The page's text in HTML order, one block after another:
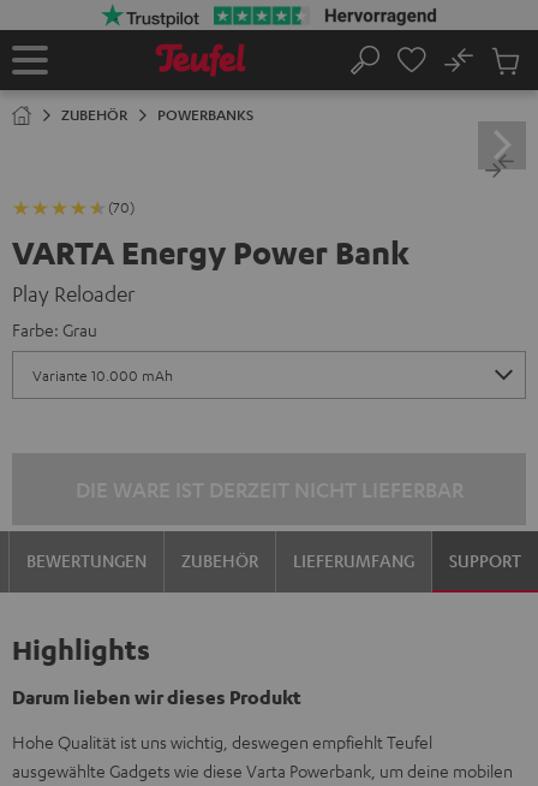
Startseite
Suche
No
ZUBEHÖR POWERBANKS
(70)
VARTA Energy Power Bank
Play Reloader
Farbe: Grau
BEWERTUNGEN ZUBEHÖR LIEFERUMFANG SUPPORT
Highlights
Darum lieben wir dieses Produkt
Hohe Qualität ist uns wichtig, deswegen empfiehlt Teufel
ausgewählte Gadgets wie diese Varta Powerbank, um deine mobilen